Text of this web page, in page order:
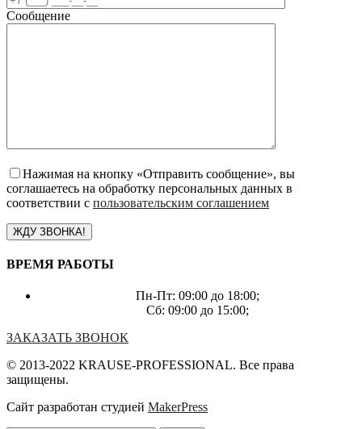
Сообщение
Нажимая на кнопку «Отправить сообщение», вы
соглашаетесь на обработку персональных данных в
соответствии с пользовательским соглашением
ВРЕМЯ РАБОТЫ
Пн-Пт: 09:00 до 18:00;
Сб: 09:00 до 15:00;
ЗАКАЗАТЬ ЗВОНОК
© 2013-2022 KRAUSE-PROFESSIONAL. Все права
защищены.
Сайт разработан студией MakerPress